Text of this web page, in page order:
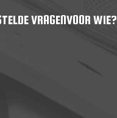
VRAGENVOOR WIE?